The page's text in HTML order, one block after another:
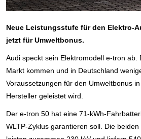
Neue Leistungsstufe für den Elektro-
jetzt für Umweltbonus.
Audi speckt sein Elektromodell e-tron
Markt kommen und in Deutschland
Voraussetzungen für den Umweltbonus
Hersteller geleistet wird.
Der e-tron 50 hat eine 71-kWh-
WLTP-Zyklus garantieren soll. Die